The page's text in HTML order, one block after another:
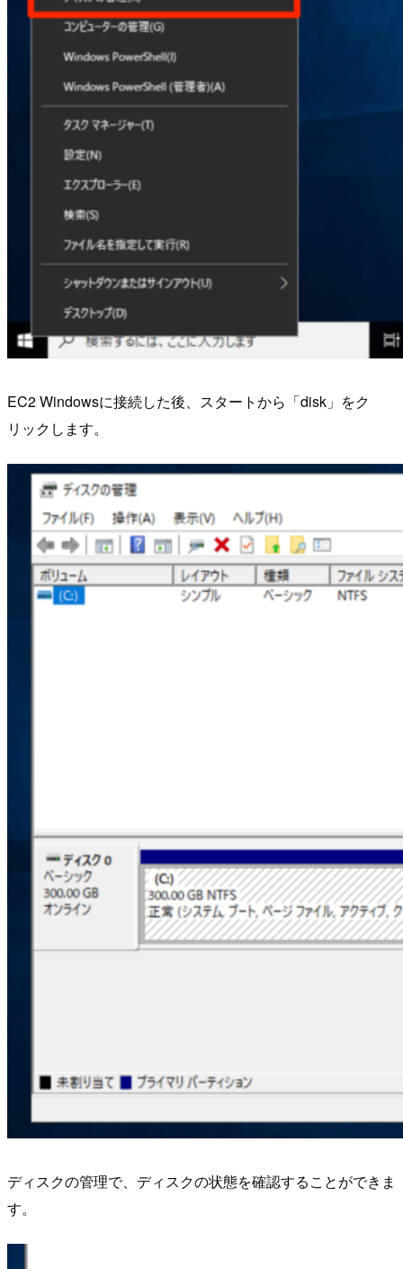
EC2 Windowsに接続した後、スタートから「disk」をク
リックします。
ディスクの管理で、ディスクの状態を確認することができま
す。